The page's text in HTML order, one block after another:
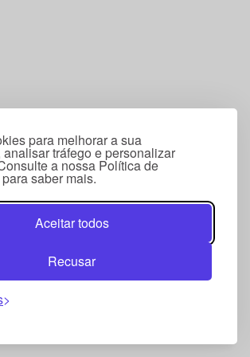
para melhorar a sua
tráfego e personalizar
a nossa Política de
saber mais.
Aceitar todos
Recusar